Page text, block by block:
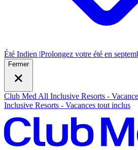
Été Indien |Prolongez votre été en
Fermer
Club Med All Inclusive Resorts -
Inclusive Resorts - Vacances tout inclus